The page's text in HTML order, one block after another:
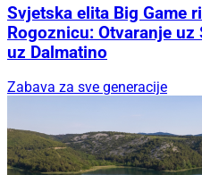
Svjetska elita Big Game
Rogoznicu: Otvaranje
uz Dalmatino
Zabava za sve generacije